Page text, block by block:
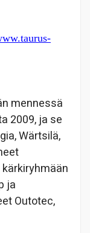
mennessä
2009, ja se
Wärtsilä,
ja
Outotec,